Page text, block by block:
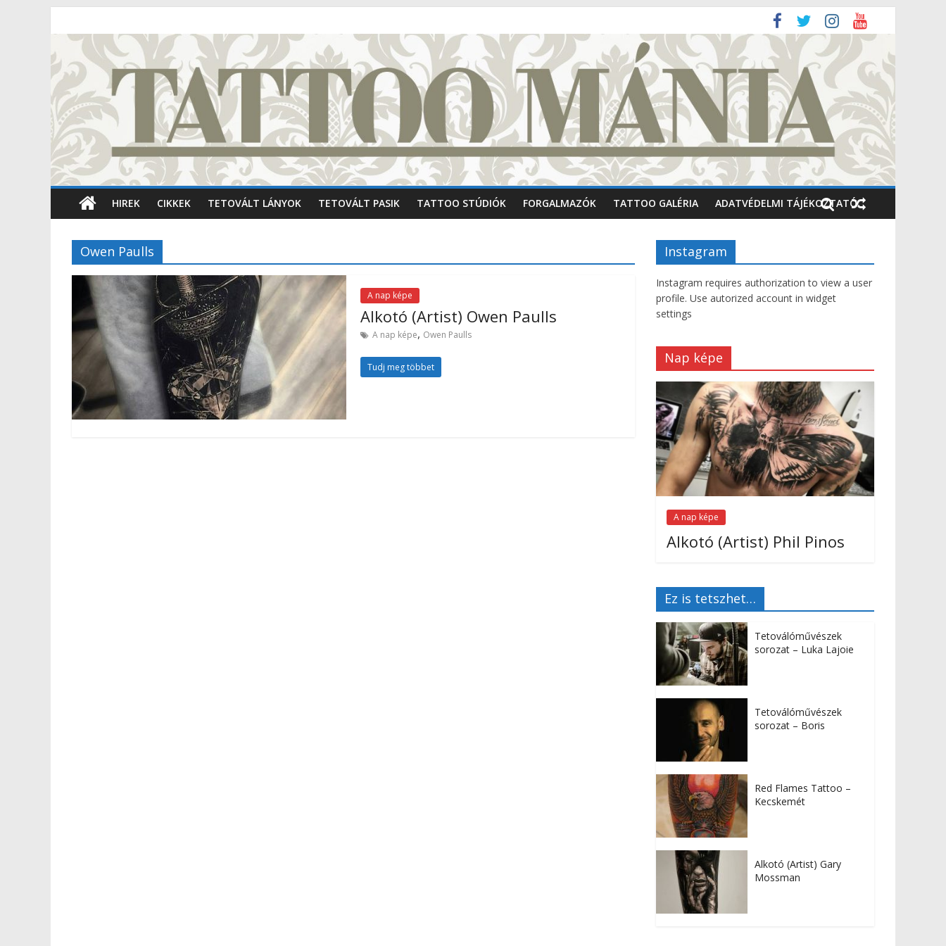
HIREK CIKKEK TETOVÁLT LÁNYOK TETOVÁLT PASIK TATTOO STÚDIÓK FORGALMAZÓK TATTOO GALÉRIA ADATVÉDELMI TÁJÉKOZTATÓ
Owen Paulls
A nap képe
Alkotó (Artist) Owen Paulls
A nap képe, Owen Paulls
Tudj meg többet
Instagram
Instagram requires authorization to view a user
profile. Use autorized account in widget
settings
Nap képe
A nap képe
Alkotó (Artist) Phil Pinos
Ez is tetszhet…
Tetoválóművészek
sorozat – Luka Lajoie
Tetoválóművészek
sorozat – Boris
Red Flames Tattoo –
Kecskemét
Alkotó (Artist) Gary
Mossman